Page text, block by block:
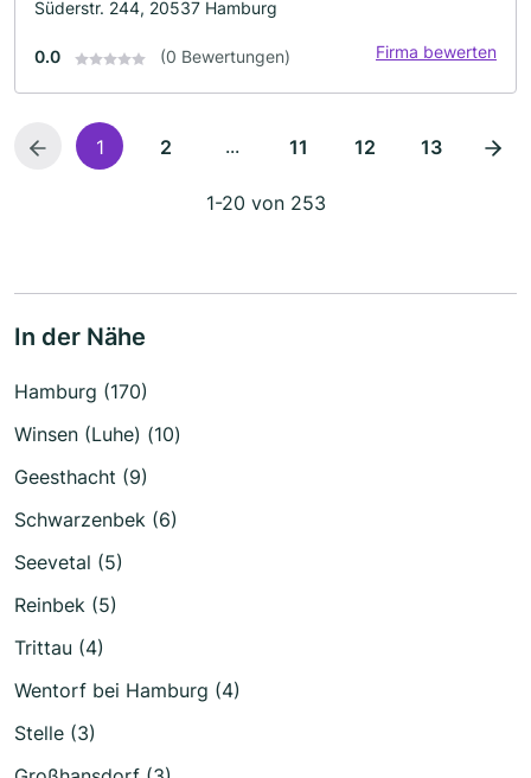
Süderstr. 244, 20537 Hamburg
0.0 (0 Bewertungen) Firma bewerten
1 2 ... 11 12 13
1-20 von 253
In der Nähe
Hamburg (170)
Winsen (Luhe) (10)
Geesthacht (9)
Schwarzenbek (6)
Seevetal (5)
Reinbek (5)
Trittau (4)
Wentorf bei Hamburg (4)
Stelle (3)